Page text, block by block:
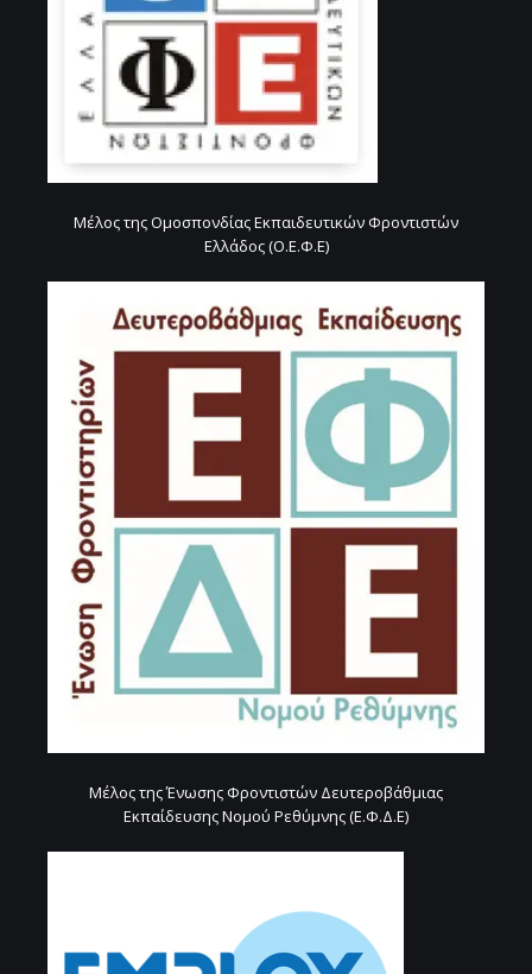
Μέλος της Ομοσπονδίας Εκπαιδευτικών Φροντιστών
Ελλάδος (Ο.Ε.Φ.Ε)
Μέλος της Ένωσης Φροντιστών Δευτεροβάθμιας
Εκπαίδευσης Νομού Ρεθύμνης (Ε.Φ.Δ.Ε)